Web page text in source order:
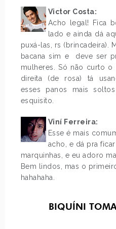
Victor Costa:
Acho legal! Fica
lado e ainda dá
puxá-las, rs (brincadeira).
bacana sim e deve ser
mulheres. Só não curto
direita (de rosa) tá
esses panos mais
esquisito.
Viní Ferreira:
Esse é mais
acho, e dá pra
marquinhas, e eu adoro
Bem lindos, mas o
hahahaha.
BIQUÍNI